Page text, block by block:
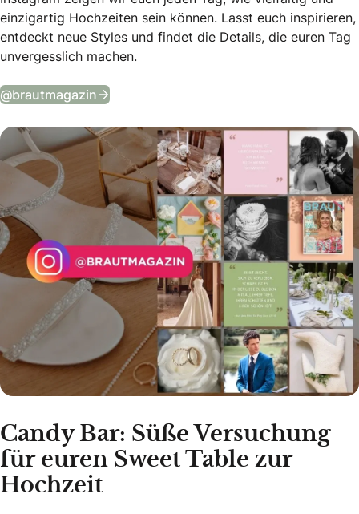
einzigartig Hochzeiten sein können. Lasst euch inspirieren,
entdeckt neue Styles und findet die Details, die euren Tag
unvergesslich machen.
@brautmagazin Tägliche Wedding Vibes auf Instagram
Candy Bar: Süße Versuchung
für euren Sweet Table zur
Hochzeit